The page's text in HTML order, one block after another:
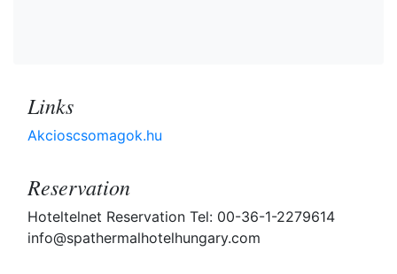
Links
Akcioscsomagok.hu
Reservation
Hoteltelnet Reservation Tel: 00-36-1-2279614
info@spathermalhotelhungary.com